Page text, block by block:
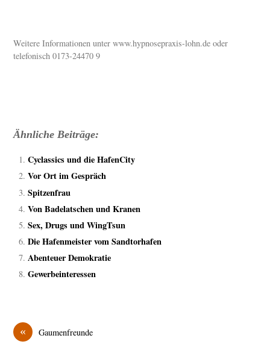
Weitere Informationen unter www.hypnosepraxis-lohn.de oder
telefonisch 0173-24470 9
Ähnliche Beiträge:
Cyclassics und die HafenCity
Vor Ort im Gespräch
Spitzenfrau
Von Badelatschen und Kranen
Sex, Drugs und WingTsun
Die Hafenmeister vom Sandtorhafen
Abenteuer Demokratie
Gewerbeinteressen
« Gaumenfreunde